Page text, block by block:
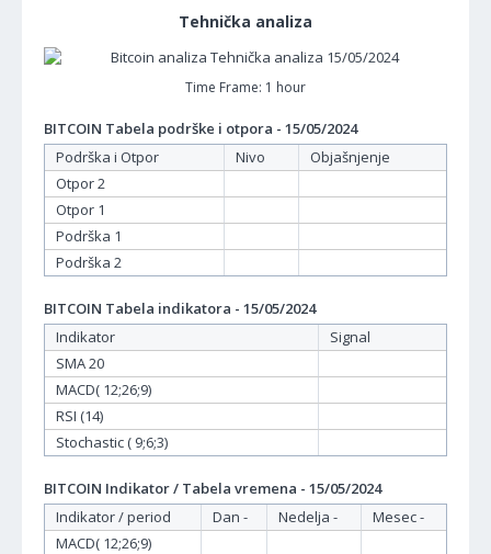
Tehnička analiza
Time Frame: 1 hour
BITCOIN Tabela podrške i otpora - 15/05/2024
Podrška i Otpor
Nivo
Objašnjenje
Otpor 2
Otpor 1
Podrška 1
Podrška 2
BITCOIN Tabela indikatora - 15/05/2024
Indikator
Signal
SMA 20
MACD( 12;26;9)
RSI (14)
Stochastic ( 9;6;3)
BITCOIN Indikator / Tabela vremena - 15/05/2024
Indikator / period
Dan - Nedelja -
Mesec -
MACD( 12;26;9)